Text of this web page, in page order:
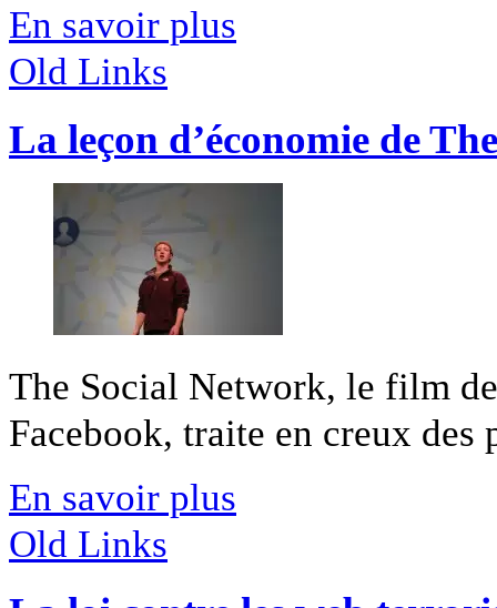
En savoir plus
Old Links
La leçon d’économie de
The Social Network, le film
Facebook, traite en creux
En savoir plus
Old Links